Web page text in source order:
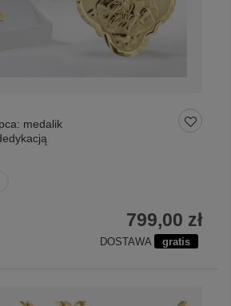
medalik
799,00 zł
DOSTAWA gratis